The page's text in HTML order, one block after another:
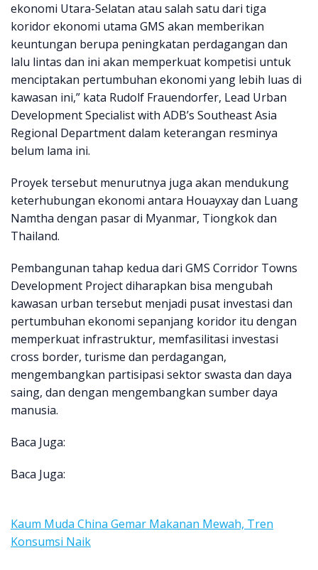
ekonomi Utara-Selatan atau salah satu dari tiga
koridor ekonomi utama GMS akan memberikan
keuntungan berupa peningkatan perdagangan dan
lalu lintas dan ini akan memperkuat kompetisi untuk
menciptakan pertumbuhan ekonomi yang lebih luas di
kawasan ini,” kata Rudolf Frauendorfer, Lead Urban
Development Specialist with ADB’s Southeast Asia
Regional Department dalam keterangan resminya
belum lama ini.
Proyek tersebut menurutnya juga akan mendukung
keterhubungan ekonomi antara Houayxay dan Luang
Namtha dengan pasar di Myanmar, Tiongkok dan
Thailand.
Pembangunan tahap kedua dari GMS Corridor Towns
Development Project diharapkan bisa mengubah
kawasan urban tersebut menjadi pusat investasi dan
pertumbuhan ekonomi sepanjang koridor itu dengan
memperkuat infrastruktur, memfasilitasi investasi
cross border, turisme dan perdagangan,
mengembangkan partisipasi sektor swasta dan daya
saing, dan dengan mengembangkan sumber daya
manusia.
Baca Juga:
Baca Juga:
Kaum Muda China Gemar Makanan Mewah, Tren
Konsumsi Naik